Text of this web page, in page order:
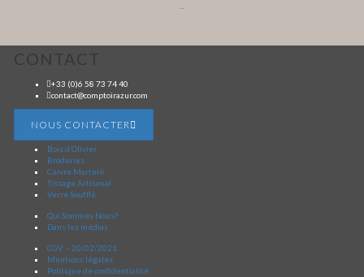
...
CONTACT
+33 (0)6 58 73 74 40
contact@comptoirazur.com
NOUS CONTACTER
Bois d’Olivier
Broderies
Cuivre Martelé
Tissage Artisanal
Verre Soufflé
Qui Sommes Nous?
Dans les médias
CGV – 20/02/2021
Mentions légales
Politique de confidentialité